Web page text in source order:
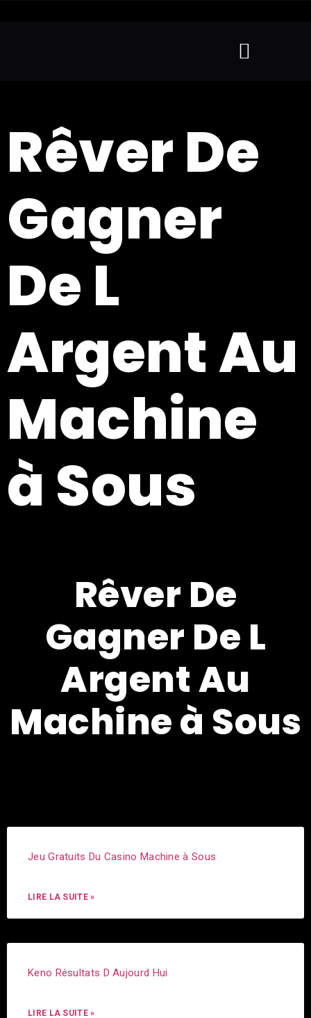
Rêver De
Gagner
De L
Argent Au
Machine
à Sous
Rêver De
Gagner De L
Argent Au
Machine à Sous
Jeu Gratuits Du Casino Machine à Sous
LIRE LA SUITE »
Keno Résultats D Aujourd Hui
LIRE LA SUITE »